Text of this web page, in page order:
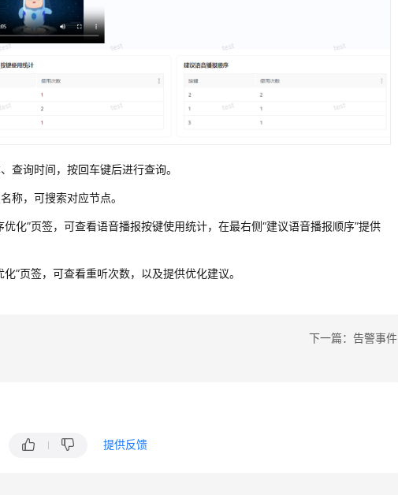
查询时间，按回车键后进行查询。
称，可搜索对应节点。
优化”页签，可查看语音播报按键使用统计，在最右侧“建议语音播报顺序”提供
化”页签，可查看重听次数，以及提供优化建议。
下一篇：告警事件
提供反馈